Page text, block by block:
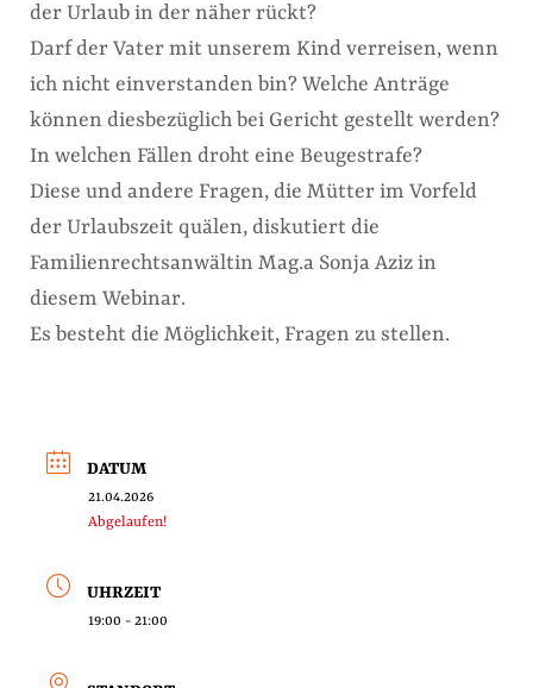
der Urlaub in der näher rückt?
Darf der Vater mit unserem Kind verreisen, wenn
ich nicht einverstanden bin? Welche Anträge
können diesbezüglich bei Gericht gestellt werden?
In welchen Fällen droht eine Beugestrafe?
Diese und andere Fragen, die Mütter im Vorfeld
der Urlaubszeit quälen, diskutiert die
Familienrechtsanwältin Mag.a Sonja Aziz in
diesem Webinar.
Es besteht die Möglichkeit, Fragen zu stellen.
DATUM
21.04.2026
Abgelaufen!
UHRZEIT
19:00 - 21:00